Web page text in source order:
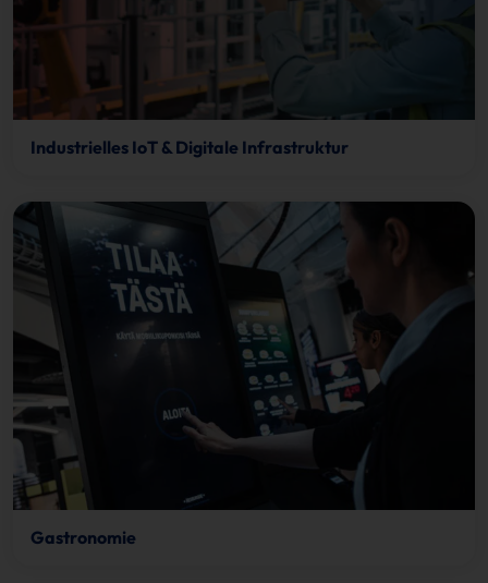
Industrielles IoT & Digitale Infrastruktur
Gastronomie